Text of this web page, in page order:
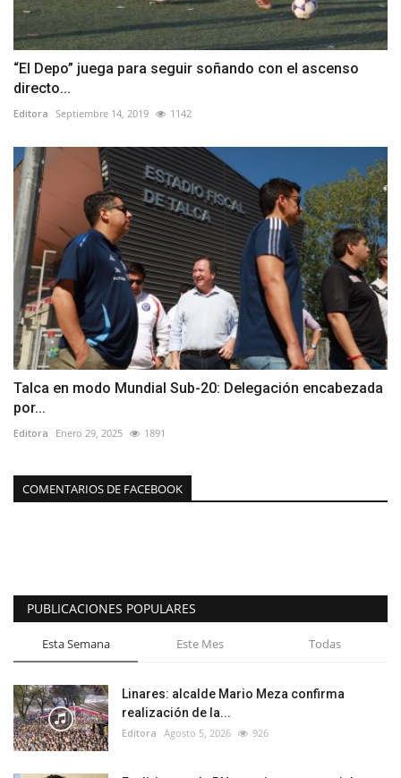
“El Depo” juega para seguir soñando con el ascenso
directo...
Editora Septiembre 14, 2019 1142
Talca en modo Mundial Sub-20: Delegación encabezada
por...
Editora Enero 29, 2025 1891
COMENTARIOS DE FACEBOOK
PUBLICACIONES POPULARES
Esta Semana Este Mes Todas
Linares: alcalde Mario Meza confirma
realización de la...
Editora Agosto 5, 2026 926